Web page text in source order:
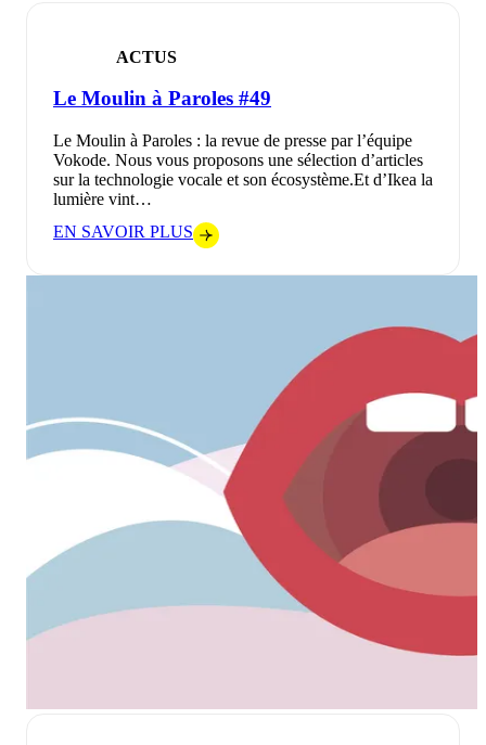
ACTUS
Le Moulin à Paroles #49
Le Moulin à Paroles : la revue de presse par l’équipe
Vokode. Nous vous proposons une sélection d’articles
sur la technologie vocale et son écosystème.Et d’Ikea la
lumière vint…
EN SAVOIR PLUS